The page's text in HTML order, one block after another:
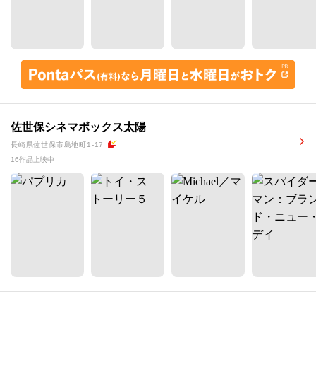
佐世保シネマボックス太陽
長崎県佐世保市島地町1-17
16作品上映中